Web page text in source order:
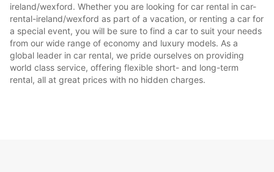
ireland/wexford. Whether you are looking for car rental in car-
rental-ireland/wexford as part of a vacation, or renting a car for
a special event, you will be sure to find a car to suit your needs
from our wide range of economy and luxury models. As a
global leader in car rental, we pride ourselves on providing
world class service, offering flexible short- and long-term
rental, all at great prices with no hidden charges.